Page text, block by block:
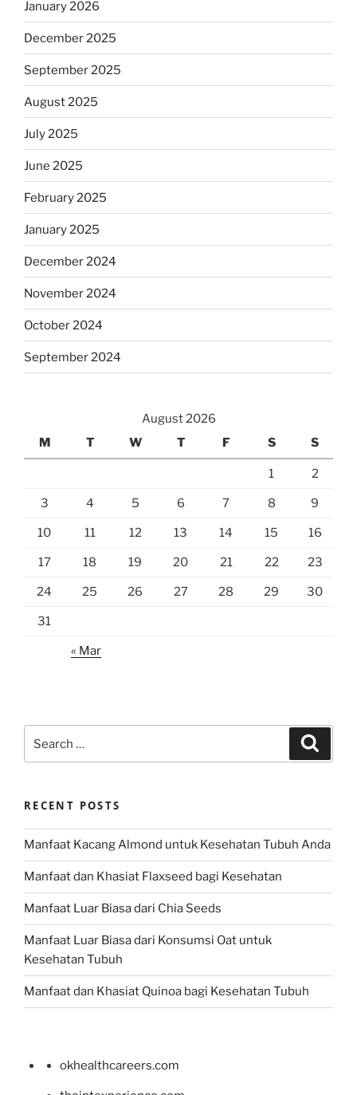
January 2026
December 2025
September 2025
August 2025
July 2025
June 2025
February 2025
January 2025
December 2024
November 2024
October 2024
September 2024
August 2026
M
T W T F S S
1 2
3 4 5 6 7 8 9
10 11 12 13 14 15 16
17 18 19 20 21 22 23
24 25 26 27 28 29 30
31
« Mar
for:
RECENT POSTS
Manfaat Kacang Almond untuk Kesehatan Tubuh Anda
Manfaat dan Khasiat Flaxseed bagi Kesehatan
Manfaat Luar Biasa dari Chia Seeds
Manfaat Luar Biasa dari Konsumsi Oat untuk
Kesehatan Tubuh
Manfaat dan Khasiat Quinoa bagi Kesehatan Tubuh
okhealthcareers.com